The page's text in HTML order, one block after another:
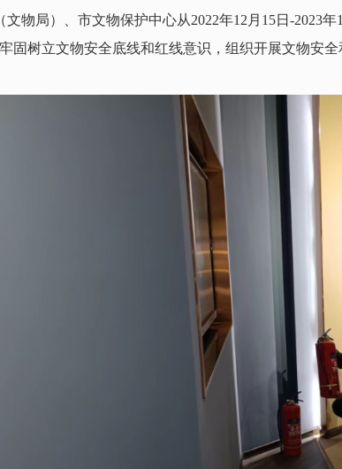
物局）、市文物保护中心从2022年12月15日-2023
固树立文物安全底线和红线意识，组织开展文物安